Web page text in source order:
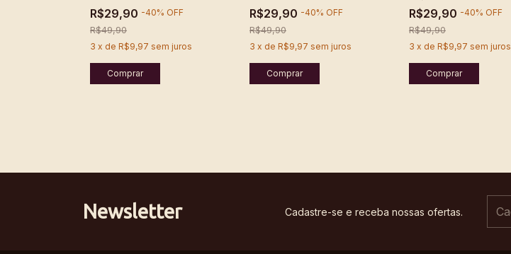
R$29,90 -40% OFF
R$49,90
3 x de R$9,97 sem juros
R$29,90 -40% OFF
R$49,90
3 x de R$9,97 sem juros
R$29,90 -40% OFF
R$49,90
3 x de R$9,97 sem juros
Newsletter Cadastre-se e receba nossas ofertas.